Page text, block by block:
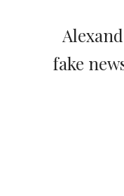
fake